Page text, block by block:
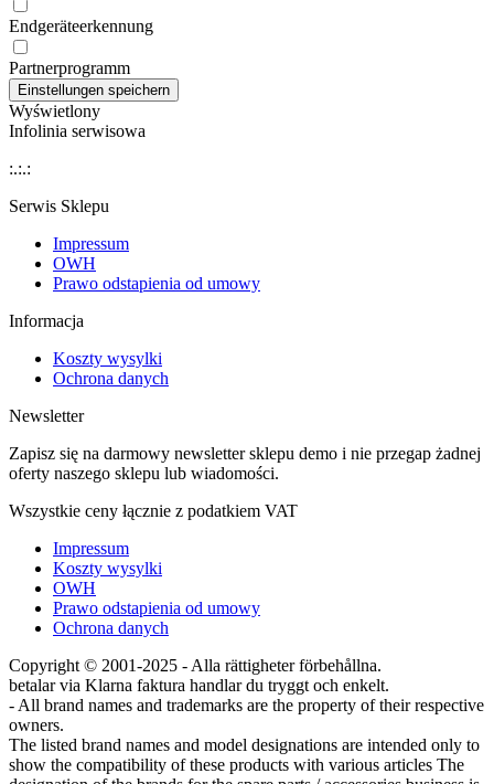
Endgeräteerkennung
Partnerprogramm
Wyświetlony
Infolinia serwisowa
:.:.:
Serwis Sklepu
Impressum
OWH
Prawo odstapienia od umowy
Informacja
Koszty wysylki
Ochrona danych
Newsletter
Zapisz się na darmowy newsletter sklepu demo i nie przegap żadnej
oferty naszego sklepu lub wiadomości.
Wszystkie ceny łącznie z podatkiem VAT
Impressum
Koszty wysylki
OWH
Prawo odstapienia od umowy
Ochrona danych
Copyright © 2001-2025 - Alla rättigheter förbehållna.
betalar via Klarna faktura handlar du tryggt och enkelt.
- All brand names and trademarks are the property of their respective
owners.
The listed brand names and model designations are intended only to
show the compatibility of these products with various articles The